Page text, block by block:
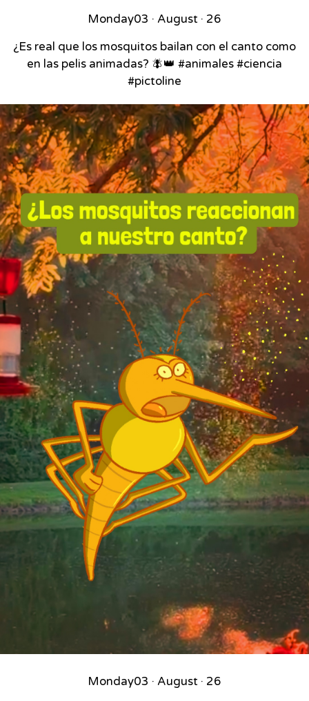
Monday03 · August · 26
¿Es real que los mosquitos bailan con el canto como
en las pelis animadas? 🪰👑 #animales #ciencia
#pictoline
Monday03 · August · 26